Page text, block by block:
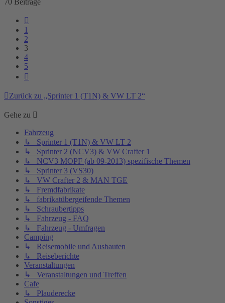
70 Beiträge
1
2
3
4
5
Zurück zu „Sprinter 1 (T1N) & VW LT 2“
Gehe zu
Fahrzeug
↳ Sprinter 1 (T1N) & VW LT 2
↳ Sprinter 2 (NCV3) & VW Crafter 1
↳ NCV3 MOPF (ab 09-2013) spezifische Themen
↳ Sprinter 3 (VS30)
↳ VW Crafter 2 & MAN TGE
↳ Fremdfabrikate
↳ fabrikatübergeifende Themen
↳ Schraubertipps
↳ Fahrzeug - FAQ
↳ Fahrzeug - Umfragen
Camping
↳ Reisemobile und Ausbauten
↳ Reiseberichte
Veranstaltungen
↳ Veranstaltungen und Treffen
Cafe
↳ Plauderecke